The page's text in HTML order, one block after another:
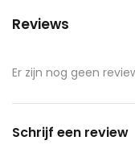
Reviews
Er zijn nog geen
Schrijf een review